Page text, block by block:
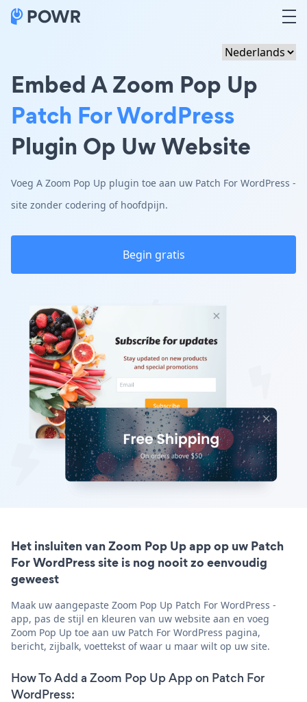
Embed A Zoom Pop Up
Patch For WordPress
Plugin Op Uw Website
Voeg A Zoom Pop Up plugin toe aan uw Patch For WordPress -
site zonder codering of hoofdpijn.
Begin gratis
Het insluiten van Zoom Pop Up app op uw Patch
For WordPress site is nog nooit zo eenvoudig
geweest
Maak uw aangepaste Zoom Pop Up Patch For WordPress -
app, pas de stijl en kleuren van uw website aan en voeg
Zoom Pop Up toe aan uw Patch For WordPress pagina,
bericht, zijbalk, voettekst of waar u maar wilt op uw site.
How To Add a Zoom Pop Up App on Patch For
WordPress: